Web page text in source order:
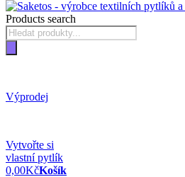
Products search
Výprodej
Vytvořte si
vlastní pytlík
0,00KčKošík